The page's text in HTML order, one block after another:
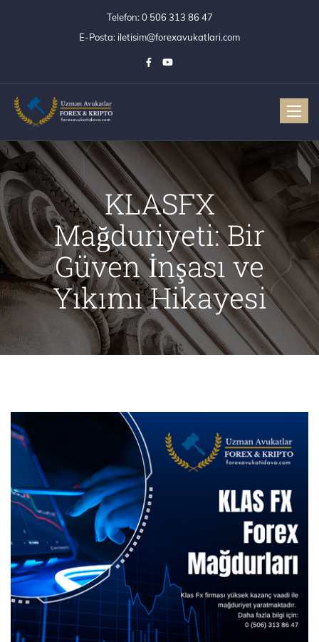
Telefon:0 506 313 86 47
E-Posta: iletisim@forexavukatlari.com
KLASFX
Mağduriyeti: Bir
Güven İnşası ve
Yıkımı Hikayesi